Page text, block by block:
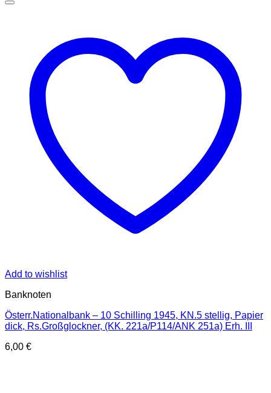
Add to wishlist
Banknoten
Österr.Nationalbank – 10 Schilling 1945, KN.5 stellig, Papier
dick, Rs.Großglockner, (KK. 221a/P114/ANK 251a) Erh. III
6,00 €